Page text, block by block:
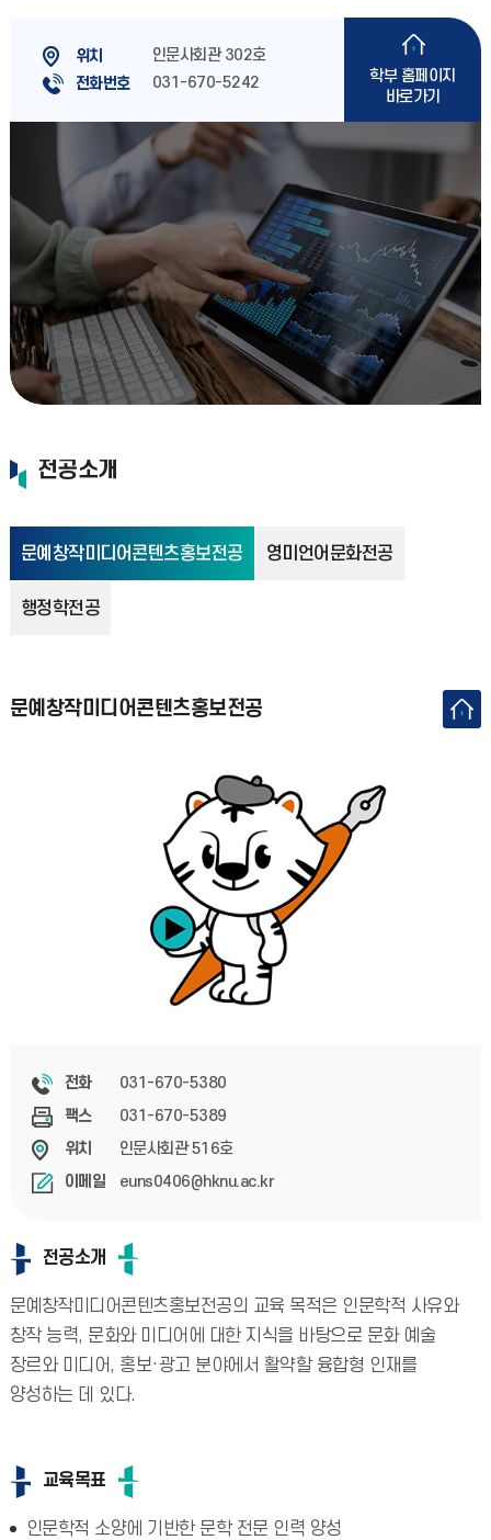
위치
인문사회관 302호
전화번호
031-670-5242
학부 홈페이지
바로가기
전공소개
문예창작미디어콘텐츠홍보전공 영미언어문화전공
행정학전공
문예창작미디어콘텐츠홍보전공
전화
031-670-5380
팩스
031-670-5389
위치
인문사회관 516호
이메일
euns0406@hknu.ac.kr
전공소개
문예창작미디어콘텐츠홍보전공의 교육 목적은 인문학적 사유와
창작 능력, 문화와 미디어에 대한 지식을 바탕으로 문화 예술
장르와 미디어, 홍보·광고 분야에서 활약할 융합형 인재를
양성하는 데 있다.
교육목표
인문학적 소양에 기반한 문학 전문 인력 양성